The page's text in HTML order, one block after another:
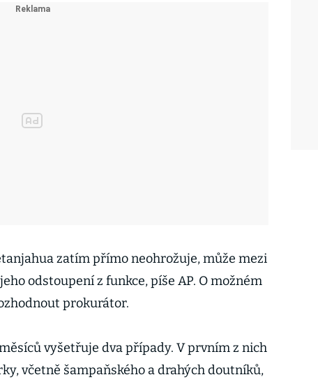
zatím přímo neohrožuje, může mezi
odstoupení z funkce, píše AP. O možném
prokurátor.
vyšetřuje dva případy. V prvním z nich
včetně šampaňského a drahých doutníků,